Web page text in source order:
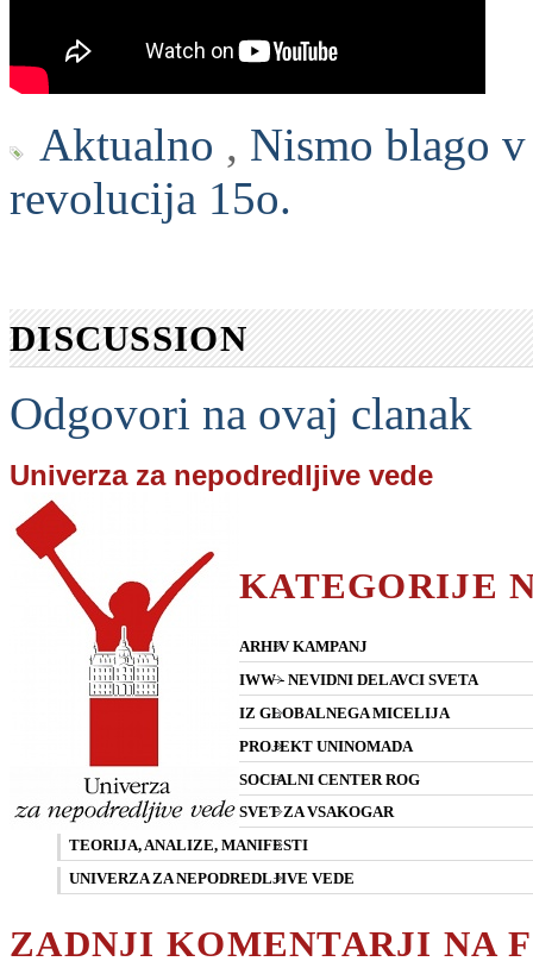
Aktualno , Nismo blago
revolucija 15o.
DISCUSSION
Odgovori na ovaj clanak
Univerza za nepodredljive vede
KATEGORIJE
ARHIV KAMPANJ
IWW - NEVIDNI DELAVCI SVETA
IZ GLOBALNEGA MICELIJA
PROJEKT UNINOMADA
SOCIALNI CENTER ROG
SVET ZA VSAKOGAR
TEORIJA, ANALIZE, MANIFESTI
UNIVERZA ZA NEPODREDLJIVE VEDE
ZADNJI KOMENTARJI NA